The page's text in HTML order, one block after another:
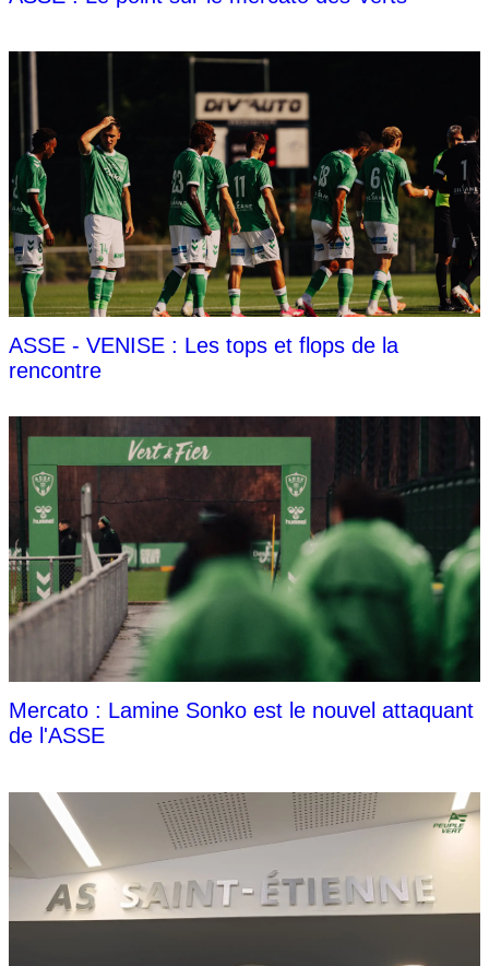
ASSE - VENISE : Les tops et flops de la
rencontre
Mercato : Lamine Sonko est le nouvel attaquant
de l'ASSE